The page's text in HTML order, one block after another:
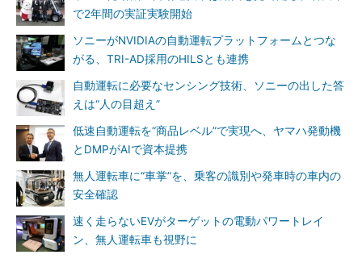
で2年間の実証実験開始
ソニーがNVIDIAの自動運転プラットフォームとつな
がる、TRI-AD採用のHILSとも連携
自動運転に必要なセンシング技術、ソニーの出した答
えは“人の目超え”
低速自動運転を“商品レベル”で実現へ、ヤマハ発動機
とDMPがAIで資本提携
無人運転車に“車掌”を、乗客の識別や発車時の車内の
安全確認
速く走らないEVがターゲットの電動パワートレイ
ン、無人運転車も視野に